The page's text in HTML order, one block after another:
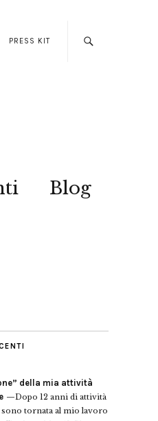
PRESS KIT
Blog
della mia attività
Dopo 12 anni di attività
tornata al mio lavoro